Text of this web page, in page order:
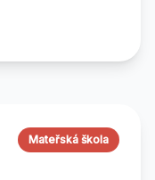
Mateřská škola